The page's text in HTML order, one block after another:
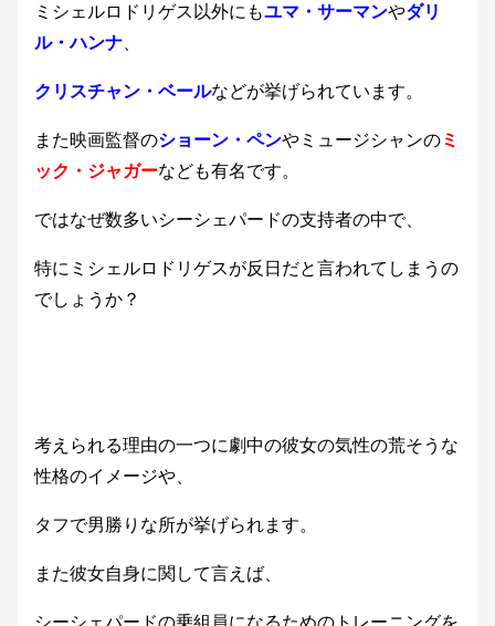
ミシェルロドリゲス以外にもユマ・サーマンやダリ
ル・ハンナ
クリスチャン・ベールなどが挙げられています。
また映画監督のショーン・ペンやミュージシャンのミ
ック・ジャガーなども有名です。
ではなぜ数多いシーシェパードの支持者の中で、
特にミシェルロドリゲスが反日だと言われてしまうの
でしょうか？
考えられる理由の一つに劇中の彼女の気性の荒そうな
性格のイメージや、
タフで男勝りな所が挙げられます。
また彼女自身に関して言えば、
シーシェパードの乗組員になるためのトレーニングを